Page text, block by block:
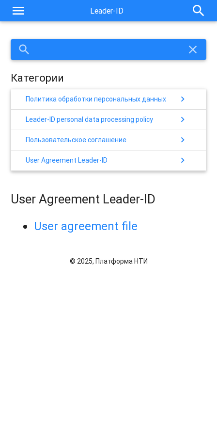
menu Leader-ID search
search close
Категории
Политика обработки персональных данных chevron_right
Leader-ID personal data processing policy chevron_right
Пользовательское соглашение chevron_right
User Agreement Leader-ID chevron_right
User Agreement Leader-ID
User agreement file
© 2025, Платформа НТИ